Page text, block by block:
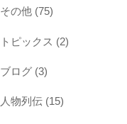
その他 (75)
トピックス (2)
ブログ (3)
人物列伝 (15)